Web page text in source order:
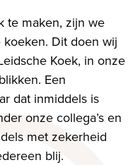
te maken, zijn we
koeken. Dit doen wij
Koek, in onze
Een
dat inmiddels is
onze collega’s en
met zekerheid
blij.